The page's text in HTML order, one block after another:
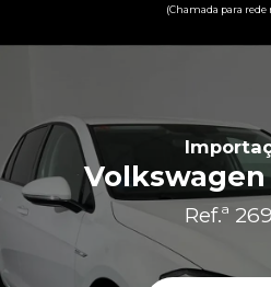
(Chamada para
Volkswagen
Ref.ª